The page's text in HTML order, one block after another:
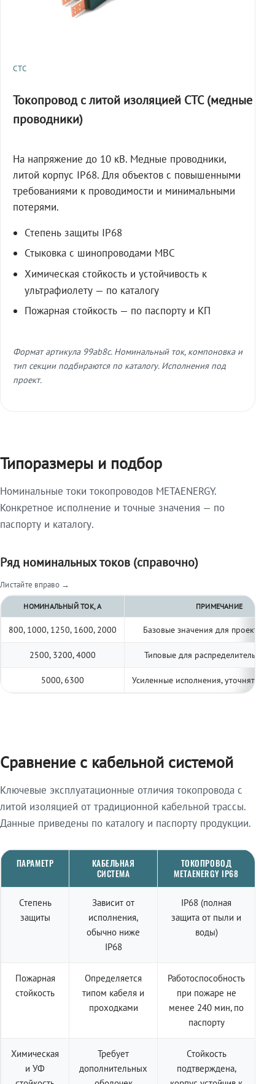
СТС
Токопровод с литой изоляцией СТС (медные
проводники)
На напряжение до 10 кВ. Медные проводники,
литой корпус IP68. Для объектов с повышенными
требованиями к проводимости и минимальными
потерями.
Степень защиты IP68
Стыковка с шинопроводами МВС
Химическая стойкость и устойчивость к
ультрафиолету — по каталогу
Пожарная стойкость — по паспорту и КП
Формат артикула 99ab8c. Номинальный ток, компоновка и
тип секции подбираются по каталогу. Исполнения под
проект.
Типоразмеры и подбор
Номинальные токи токопроводов METAENERGY.
Конкретное исполнение и точные значения — по
паспорту и каталогу.
Ряд номинальных токов (справочно)
Листайте вправо →
НОМИНАЛЬНЫЙ ТОК, А ПРИМЕЧАНИЕ
800, 1000, 1250, 1600, 2000 Базовые значения для
2500, 3200, 4000 Типовые для распределительных
5000, 6300 Усиленные исполнения, уточнять по
Сравнение с кабельной системой
Ключевые эксплуатационные отличия токопровода с
литой изоляцией от традиционной кабельной трассы.
Данные приведены по каталогу и паспорту продукции.
ПАРАМЕТР
КАБЕЛЬНАЯ
СИСТЕМА
ТОКОПРОВОД
METAENERGY IP68
Степень
защиты
Зависит от
исполнения,
обычно ниже
IP68
IP68 (полная
защита от пыли и
воды)
Пожарная
стойкость
Определяется
типом кабеля и
проходками
Работоспособность
при пожаре не
менее 240 мин, по
паспорту
Химическая
и УФ
Требует
дополнительных
Стойкость
подтверждена,